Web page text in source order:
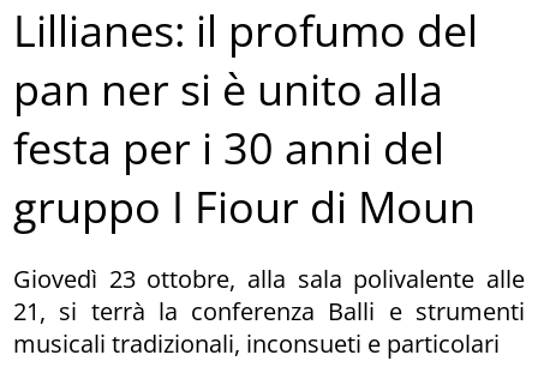
Lillianes: il profumo del
pan ner si è unito alla
festa per i 30 anni del
gruppo I Fiour di Moun
Giovedì 23 ottobre, alla sala polivalente alle
21, si terrà la conferenza Balli e strumenti
musicali tradizionali, inconsueti e particolari